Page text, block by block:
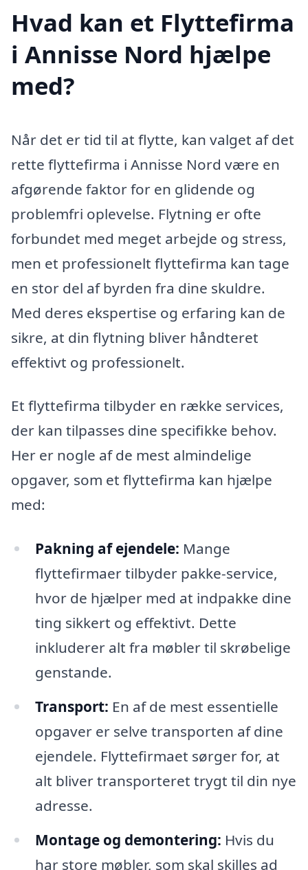
Hvad kan et Flyttefirma
i Annisse Nord hjælpe
med?
Når det er tid til at flytte, kan valget af det
rette flyttefirma i Annisse Nord være en
afgørende faktor for en glidende og
problemfri oplevelse. Flytning er ofte
forbundet med meget arbejde og stress,
men et professionelt flyttefirma kan tage
en stor del af byrden fra dine skuldre.
Med deres ekspertise og erfaring kan de
sikre, at din flytning bliver håndteret
effektivt og professionelt.
Et flyttefirma tilbyder en række services,
der kan tilpasses dine specifikke behov.
Her er nogle af de mest almindelige
opgaver, som et flyttefirma kan hjælpe
med:
Pakning af ejendele: Mange
flyttefirmaer tilbyder pakke-service,
hvor de hjælper med at indpakke dine
ting sikkert og effektivt. Dette
inkluderer alt fra møbler til skrøbelige
genstande.
Transport: En af de mest essentielle
opgaver er selve transporten af dine
ejendele. Flyttefirmaet sørger for, at
alt bliver transporteret trygt til din nye
adresse.
Montage og demontering: Hvis du
har store møbler, som skal skilles ad